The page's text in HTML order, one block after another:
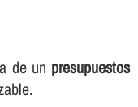
de un presupuestos